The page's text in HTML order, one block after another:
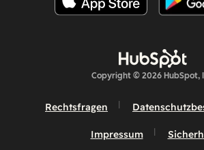
Copyright © 2026 HubSpot,
Rechtsfragen
Impressum